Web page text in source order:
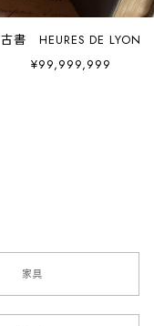
古書 HEURES DE LYON
¥99,999,999
家具